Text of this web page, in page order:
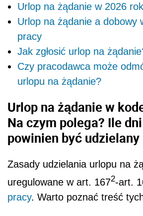
Urlop na żądanie w 2026
Urlop na żądanie a dobowy
pracy
Jak zgłosić urlop na
Czy pracodawca może
urlopu na żądanie?
Urlop na żądanie w
Na czym polega? Ile
powinien być udzielany
Zasady udzielania urlopu na
uregulowane w art. 1672-art.
pracy. Warto poznać treść